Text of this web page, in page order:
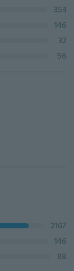
353
146
32
56
2167
146
88